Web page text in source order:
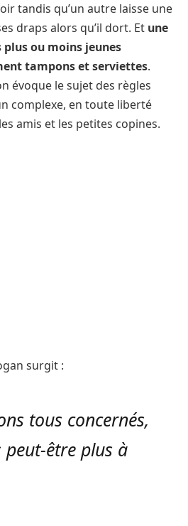
tandis qu’un autre laisse une
draps alors qu’il dort. Et une
ou moins jeunes
tampons et serviettes.
évoque le sujet des règles
complexe, en toute liberté
amis et les petites copines.
surgit :
tous concernés,
peut-être plus à